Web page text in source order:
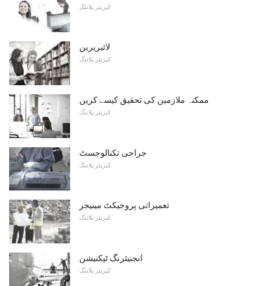
کیریئر پلاننگ
لائبریرین
کیریئر پلاننگ
ممکنہ ملازمین کی تحقیق کیسے کریں
کیریئر پلاننگ
جراحی تکنالوجسٹ
کیریئر پلاننگ
تعمیراتی پروجیکٹ مینیجر
کیریئر پلاننگ
انجنیئرنگ ٹیکنیشن
کیریئر پلاننگ